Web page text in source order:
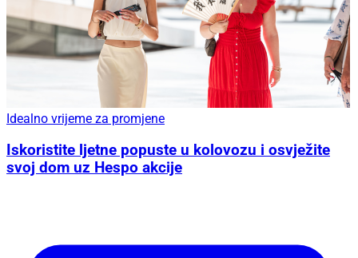
Idealno vrijeme za promjene
Iskoristite ljetne popuste u kolovozu i osvježite
svoj dom uz Hespo akcije